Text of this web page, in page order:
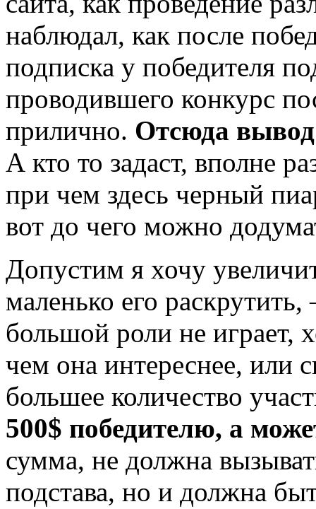
наблюдал, как после
подписка у победителя
проводившего конкурс
прилично. Отсюда
А кто то задаст, вполне
при чем здесь черный
вот до чего можно
Допустим я хочу
маленько его
большой роли не играет,
чем она интереснее, или
большее количество
500$ победителю, а
сумма, не должна
подстава, но и должна